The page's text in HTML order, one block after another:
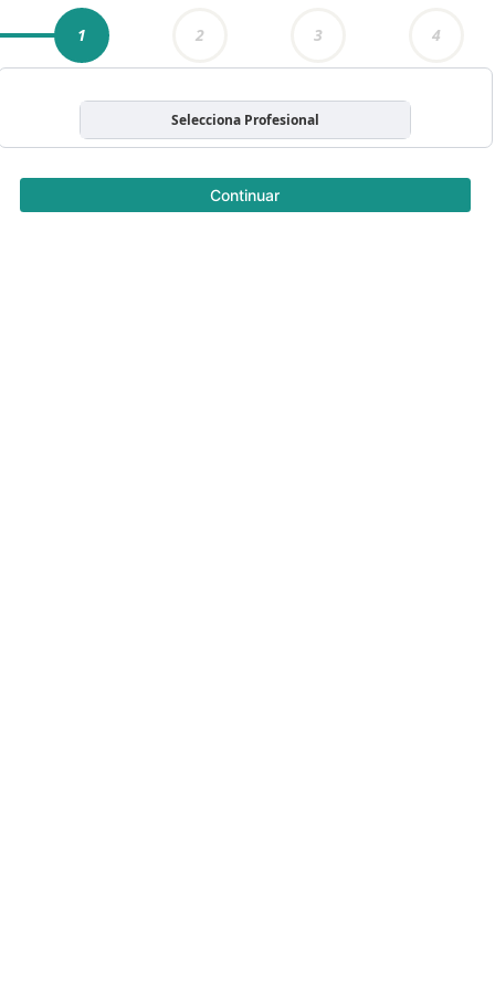
1 2 3 4
Selecciona Profesional
Continuar